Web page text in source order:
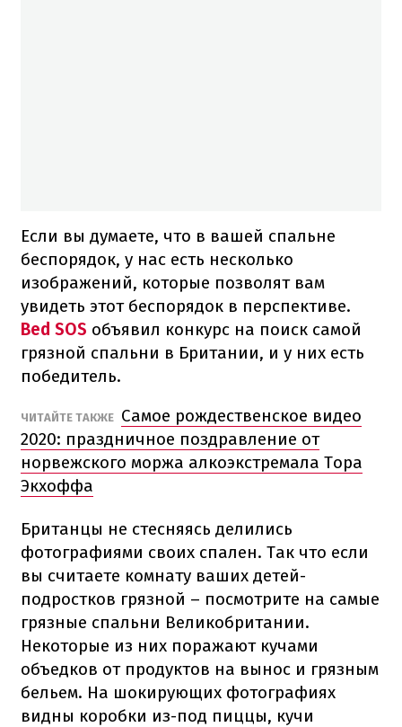
Если вы думаете, что в вашей спальне
беспорядок, у нас есть несколько
изображений, которые позволят вам
увидеть этот беспорядок в перспективе.
Bed SOS объявил конкурс на поиск самой
грязной спальни в Британии, и у них есть
победитель.
ЧИТАЙТЕ ТАКЖЕ Самое рождественское видео
2020: праздничное поздравление от
норвежского моржа алкоэкстремала Тора
Экхоффа
Британцы не стесняясь делились
фотографиями своих спален. Так что если
вы считаете комнату ваших детей-
подростков грязной – посмотрите на самые
грязные спальни Великобритании.
Некоторые из них поражают кучами
объедков от продуктов на вынос и грязным
бельем. На шокирующих фотографиях
видны коробки из-под пиццы, кучи